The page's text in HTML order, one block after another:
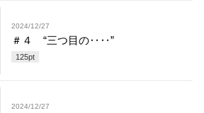
2024/12/27
＃４ “三つ目の‥‥”
125pt
2024/12/27